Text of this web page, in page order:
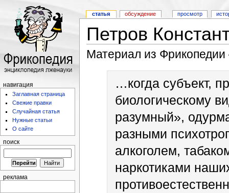
статья обсуждение просмотр
навигация
Заглавная страница
Свежие правки
Случайная статья
Нужные статьи
О сайте
поиск
реклама
Петров
Материал из
…когда субъект,
биологическому
разумный»,
разными
алкоголем,
наркотиками